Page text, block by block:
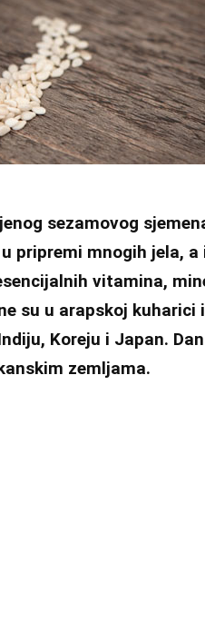
sezamovog
pripremi mnogih jela, a
vitamina,
su u arapskoj kuharici
Koreju i Japan.
zemljama.